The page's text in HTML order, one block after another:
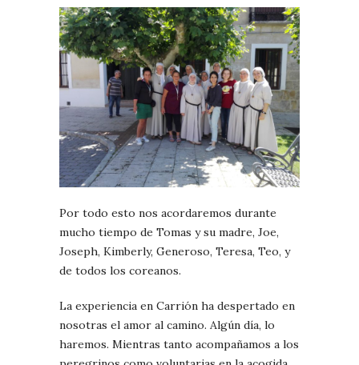
Por todo esto nos acordaremos durante
mucho tiempo de Tomas y su madre, Joe,
Joseph, Kimberly, Generoso, Teresa, Teo, y
de todos los coreanos.
La experiencia en Carrión ha despertado en
nosotras el amor al camino. Algún día, lo
haremos. Mientras tanto acompañamos a los